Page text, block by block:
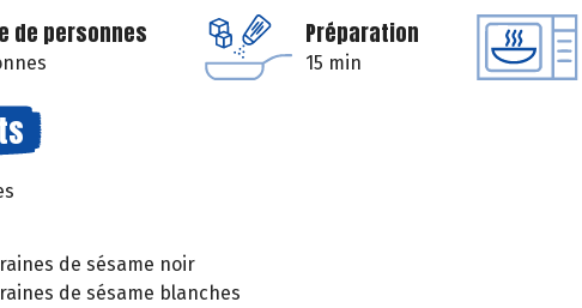
de personnes Préparation
15 min
de sésame noir
de sésame blanches